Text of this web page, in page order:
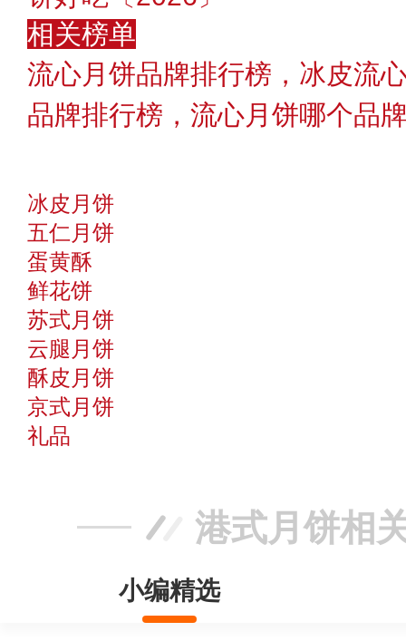
相关榜单
流心月饼品牌排行榜，冰皮流
品牌排行榜，流心月饼哪个品
冰皮月饼
五仁月饼
蛋黄酥
鲜花饼
苏式月饼
云腿月饼
酥皮月饼
京式月饼
礼品
港式月饼相
小编精选